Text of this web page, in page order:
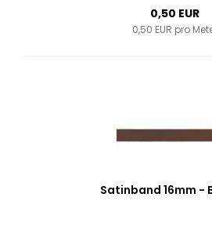
0,50 EUR
0,50 EUR pro
Satinband 16mm -